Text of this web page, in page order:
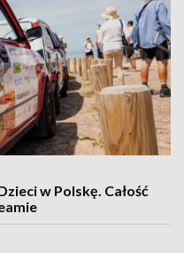
w Polskę. Całość